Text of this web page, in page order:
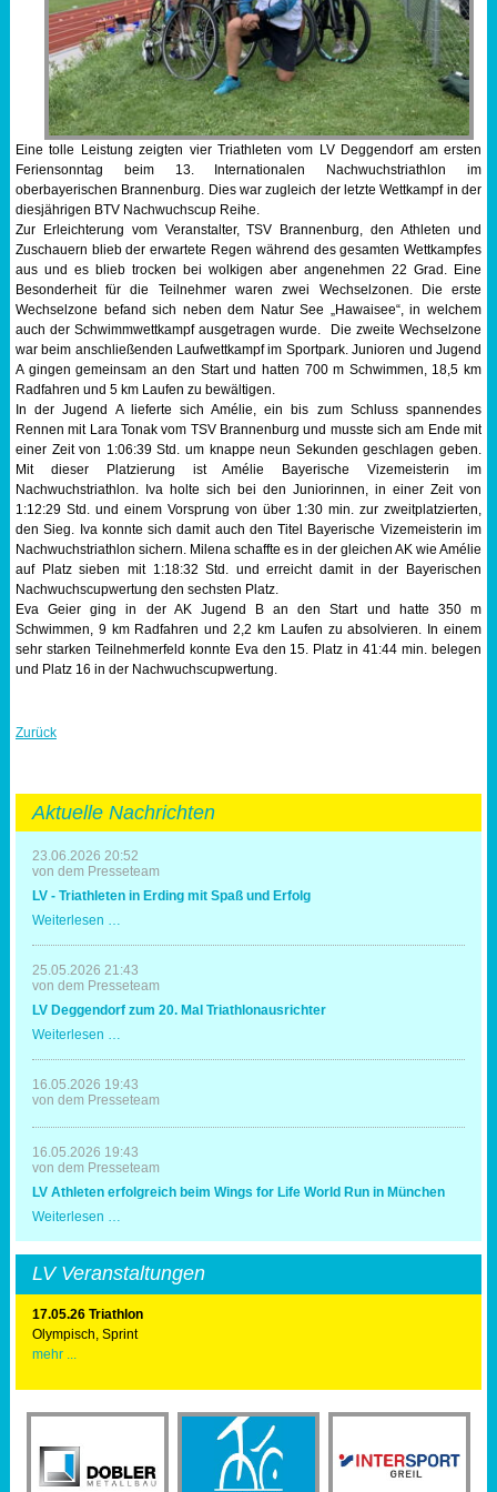
Eine tolle Leistung zeigten vier Triathleten vom LV Deggendorf am ersten
Feriensonntag beim 13. Internationalen Nachwuchstriathlon im
oberbayerischen Brannenburg. Dies war zugleich der letzte Wettkampf in der
diesjährigen BTV Nachwuchscup Reihe.
Zur Erleichterung vom Veranstalter, TSV Brannenburg, den Athleten und
Zuschauern blieb der erwartete Regen während des gesamten Wettkampfes
aus und es blieb trocken bei wolkigen aber angenehmen 22 Grad. Eine
Besonderheit für die Teilnehmer waren zwei Wechselzonen. Die erste
Wechselzone befand sich neben dem Natur See „Hawaisee“, in welchem
auch der Schwimmwettkampf ausgetragen wurde. Die zweite Wechselzone
war beim anschließenden Laufwettkampf im Sportpark. Junioren und Jugend
A gingen gemeinsam an den Start und hatten 700 m Schwimmen, 18,5 km
Radfahren und 5 km Laufen zu bewältigen.
In der Jugend A lieferte sich Amélie, ein bis zum Schluss spannendes
Rennen mit Lara Tonak vom TSV Brannenburg und musste sich am Ende mit
einer Zeit von 1:06:39 Std. um knappe neun Sekunden geschlagen geben.
Mit dieser Platzierung ist Amélie Bayerische Vizemeisterin im
Nachwuchstriathlon. Iva holte sich bei den Juniorinnen, in einer Zeit von
1:12:29 Std. und einem Vorsprung von über 1:30 min. zur zweitplatzierten,
den Sieg. Iva konnte sich damit auch den Titel Bayerische Vizemeisterin im
Nachwuchstriathlon sichern. Milena schaffte es in der gleichen AK wie Amélie
auf Platz sieben mit 1:18:32 Std. und erreicht damit in der Bayerischen
Nachwuchscupwertung den sechsten Platz.
Eva Geier ging in der AK Jugend B an den Start und hatte 350 m
Schwimmen, 9 km Radfahren und 2,2 km Laufen zu absolvieren. In einem
sehr starken Teilnehmerfeld konnte Eva den 15. Platz in 41:44 min. belegen
und Platz 16 in der Nachwuchscupwertung.
Zurück
Aktuelle Nachrichten
23.06.2026 20:52
von dem Presseteam
LV - Triathleten in Erding mit Spaß und Erfolg
Weiterlesen …
Triathleten
in
Erding
Spaß
Erfolg
25.05.2026 21:43
von dem Presseteam
LV Deggendorf zum 20. Mal Triathlonausrichter
Weiterlesen …
zum
20.
Mal
16.05.2026 19:43
von dem Presseteam
16.05.2026 19:43
von dem Presseteam
LV Athleten erfolgreich beim Wings for Life World Run in München
Weiterlesen …
beim
Wings
for
Life
Run
LV Veranstaltungen
17.05.26 Triathlon
Olympisch, Sprint
mehr ...
Sportabzeichen
Tempo & Gymnastik